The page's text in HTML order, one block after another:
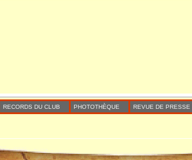
RECORDS DU CLUB PHOTOTHÈQUE REVUE DE PRESSE